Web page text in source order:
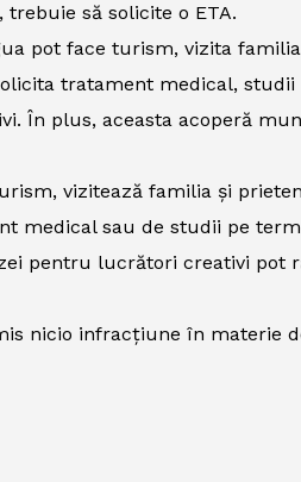
să solicite o ETA.
pot face turism, vizita
tratament medical, studii
În plus, aceasta acoperă
vizitează familia și
medical sau de studii pe
pentru lucrători creativi pot
nicio infracțiune în materie